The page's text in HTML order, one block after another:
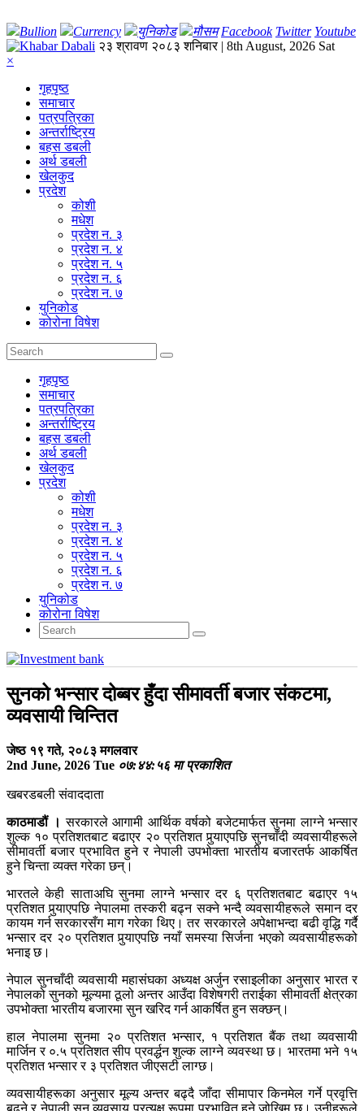
Bullion Currency युनिकोड मौसम Facebook Twitter Youtube
२३ श्रावण २०८३ शनिबार | 8th August, 2026 Sat
×
गृहपृष्‍ठ
समाचार
पत्रपत्रिका
अन्तर्राष्ट्रिय
बहस डबली
अर्थ डबली
खेलकुद
प्रदेश
कोशी
मधेश
प्रदेश न. ३
प्रदेश न. ४
प्रदेश न. ५
प्रदेश न. ६
प्रदेश न. ७
युनिकोड
कोरोना विषेश
गृहपृष्‍ठ
समाचार
पत्रपत्रिका
अन्तर्राष्ट्रिय
बहस डबली
अर्थ डबली
खेलकुद
प्रदेश
कोशी
मधेश
प्रदेश न. ३
प्रदेश न. ४
प्रदेश न. ५
प्रदेश न. ६
प्रदेश न. ७
युनिकोड
कोरोना विषेश
सुनको भन्सार दोब्बर हुँदा सीमावर्ती बजार संकटमा,
व्यवसायी चिन्तित
जेष्ठ १९ गते, २०८३ मगलवार
2nd June, 2026 Tue ०७:४४:५६ मा प्रकाशित
खबरडबली संवाददाता
काठमाडौं । सरकारले आगामी आर्थिक वर्षको बजेटमार्फत सुनमा लाग्ने भन्सार
शुल्क १० प्रतिशतबाट बढाएर २० प्रतिशत पुर्‍याएपछि सुनचाँदी व्यवसायीहरूले
सीमावर्ती बजार प्रभावित हुने र नेपाली उपभोक्ता भारतीय बजारतर्फ आकर्षित
हुने चिन्ता व्यक्त गरेका छन्।
भारतले केही साताअघि सुनमा लाग्ने भन्सार दर ६ प्रतिशतबाट बढाएर १५
प्रतिशत पुर्‍याएपछि नेपालमा तस्करी बढ्न सक्ने भन्दै व्यवसायीहरूले समान दर
कायम गर्न सरकारसँग माग गरेका थिए। तर सरकारले अपेक्षाभन्दा बढी वृद्धि गर्दै
भन्सार दर २० प्रतिशत पुर्‍याएपछि नयाँ समस्या सिर्जना भएको व्यवसायीहरूको
भनाइ छ।
नेपाल सुनचाँदी व्यवसायी महासंघका अध्यक्ष अर्जुन रसाइलीका अनुसार भारत र
नेपालको सुनको मूल्यमा ठूलो अन्तर आउँदा विशेषगरी तराईका सीमावर्ती क्षेत्रका
उपभोक्ता भारतीय बजारमा सुन खरिद गर्न आकर्षित हुन सक्छन्।
हाल नेपालमा सुनमा २० प्रतिशत भन्सार, १ प्रतिशत बैंक तथा व्यवसायी
मार्जिन र ०.५ प्रतिशत सीप प्रवर्द्धन शुल्क लाग्ने व्यवस्था छ। भारतमा भने १५
प्रतिशत भन्सार र ३ प्रतिशत जीएसटी लाग्छ।
व्यवसायीहरूका अनुसार मूल्य अन्तर बढ्दै जाँदा सीमापार किनमेल गर्ने प्रवृत्ति
बढ्ने र नेपाली सुन व्यवसाय प्रत्यक्ष रूपमा प्रभावित हुने जोखिम छ। उनीहरूले